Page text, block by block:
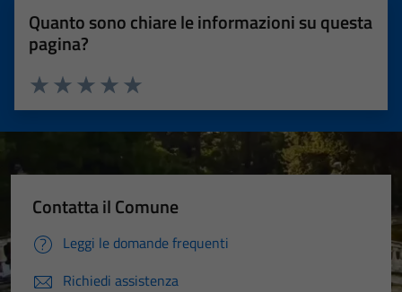
Quanto sono chiare le informazioni su questa
pagina?
Valuta 5 stelle su 5
Valuta 4 stelle su 5
Valuta 3 stelle su 5
Valuta 2 stelle su 5
Valuta 1 stelle su 5
Contatta il Comune
Leggi le domande frequenti
Richiedi assistenza